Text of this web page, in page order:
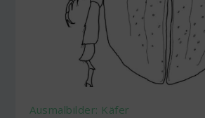
Ausmalbilder: Käfer